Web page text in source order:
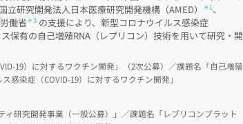
研究開発法人日本医療研究開発機構（AMED）
＊1、
働省＊3 の支援により、新型コロナウイルス感染症
保有の自己増殖RNA（レプリコン）技術を用いて研究・開
19）に対するワクチン開発」（2次公募）／課題名「自己増殖
感染症（COVID-19）に対するワクチン開発」
ィ研究開発事業（一般公募）」／課題名「レプリコンプラット